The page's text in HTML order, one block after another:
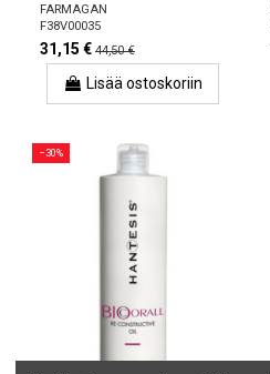
FARMAGAN
F38V00035
31,15 € 44,50 €
Lisää ostoskoriin
−30%